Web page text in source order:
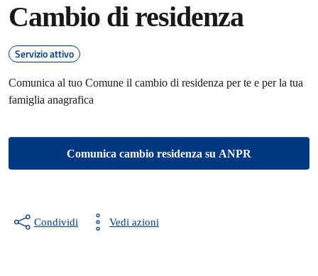
Cambio di residenza
Servizio attivo
Comunica al tuo Comune il cambio di residenza per te e per la tua
famiglia anagrafica
Comunica cambio residenza su ANPR
Condividi Vedi azioni